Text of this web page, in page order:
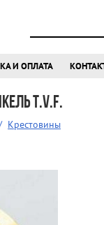
И ОПЛАТА
T.V.F.
Крестовины